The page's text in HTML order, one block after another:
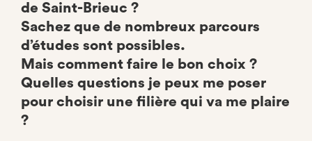
de Saint-Brieuc ?
Sachez que de nombreux parcours
d’études sont possibles.
Mais comment faire le bon choix ?
Quelles questions je peux me poser
pour choisir une filière qui va me plaire
?